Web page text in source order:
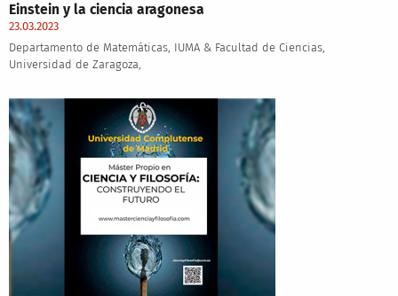
Einstein y la ciencia aragonesa
23.03.2023
Departamento de Matemáticas, IUMA & Facultad de Ciencias,
Universidad de Zaragoza,